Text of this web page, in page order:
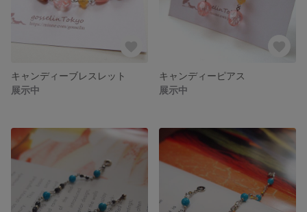
キャンディーブレスレット
展示中
キャンディーピアス
展示中